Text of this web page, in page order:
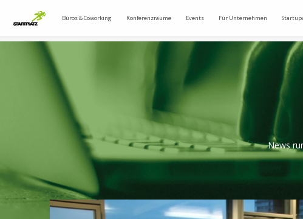
Büros & Coworking Konferenzräume Events Für Unternehmen
News